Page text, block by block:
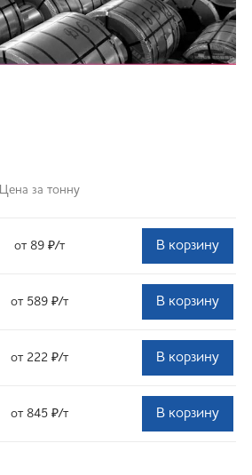
Цена за тонну
от 89 ₽/т В корзину
от 589 ₽/т В корзину
от 222 ₽/т В корзину
от 845 ₽/т В корзину